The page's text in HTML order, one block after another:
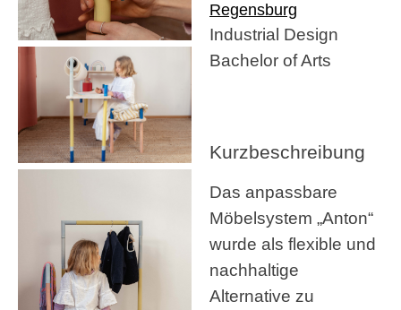
Regensburg
Industrial Design
Bachelor of Arts
Kurzbeschreibung
Das anpassbare
Möbelsystem „Anton“
wurde als flexible und
nachhaltige
Alternative zu